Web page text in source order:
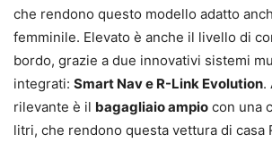
che rendono questo modello adatto
femminile. Elevato è anche il livello di
bordo, grazie a due innovativi sistemi
integrati: Smart Nav e R-Link Evolution.
rilevante è il bagagliaio ampio con una
litri, che rendono questa vettura di casa